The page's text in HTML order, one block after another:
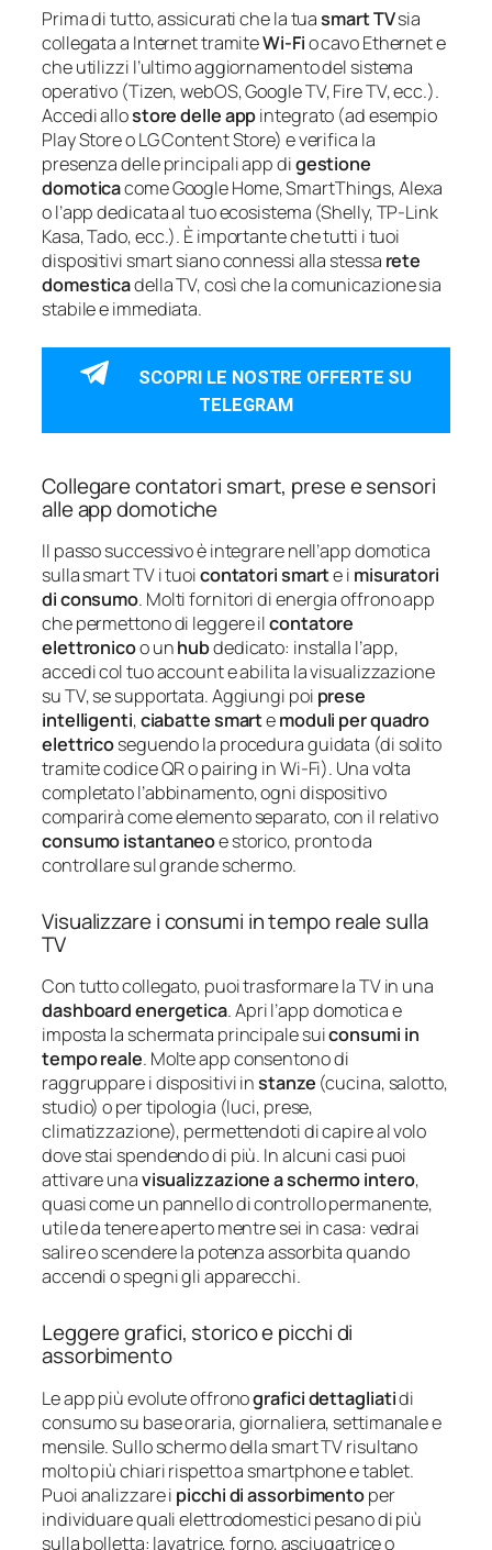
Prima di tutto, assicurati che la tuasmart TVsia
collegata a Internet tramiteWi-Fio cavo Ethernet e
che utilizzi l’ultimo aggiornamento del sistema
operativo (Tizen, webOS, Google TV, Fire TV, ecc.).
Accedi allostore delle appintegrato (ad esempio
Play Store o LG Content Store) e verifica la
presenza delle principali app digestione
domoticacome Google Home, SmartThings, Alexa
o l’app dedicata al tuo ecosistema (Shelly, TP-Link
Kasa, Tado, ecc.). È importante che tutti i tuoi
dispositivi smart siano connessi alla stessa rete
domesticadella TV, così che la comunicazione sia
stabile e immediata.
SCOPRI LE NOSTRE OFFERTE SU
TELEGRAM
Collegare contatori smart, prese e sensori
alle app domotiche
Il passo successivo è integrare nell’app domotica
sulla smart TV i tuoicontatori smarte i misuratori
di consumo. Molti fornitori di energia offrono app
che permettono di leggere ilcontatore
elettronicoo unhubdedicato: installa l’app,
accedi col tuo account e abilita la visualizzazione
su TV, se supportata. Aggiungi poi prese
intelligenti,ciabatte smartemoduli per quadro
elettricoseguendo la procedura guidata (di solito
tramite codice QR o pairing in Wi‑Fi). Una volta
completato l’abbinamento, ogni dispositivo
comparirà come elemento separato, con il relativo
consumo istantaneoe storico, pronto da
controllare sul grande schermo.
Visualizzare i consumi in tempo reale sulla
TV
Con tutto collegato, puoi trasformare la TV in una
dashboard energetica. Apri l’app domotica e
imposta la schermata principale suiconsumi in
tempo reale. Molte app consentono di
raggruppare i dispositivi instanze (cucina, salotto,
studio) o per tipologia (luci, prese,
climatizzazione), permettendoti di capire al volo
dove stai spendendo di più. In alcuni casi puoi
attivare unavisualizzazione a schermo intero,
quasi come un pannello di controllo permanente,
utile da tenere aperto mentre sei in casa: vedrai
salire o scendere la potenza assorbita quando
accendi o spegni gli apparecchi.
Leggere grafici, storico e picchi di
assorbimento
Le app più evolute offronografici dettagliatidi
consumo su base oraria, giornaliera, settimanale e
mensile. Sullo schermo della smart TV risultano
molto più chiari rispetto a smartphone e tablet.
Puoi analizzare i picchi di assorbimentoper
individuare quali elettrodomestici pesano di più
sulla bolletta: lavatrice, forno, asciugatrice o